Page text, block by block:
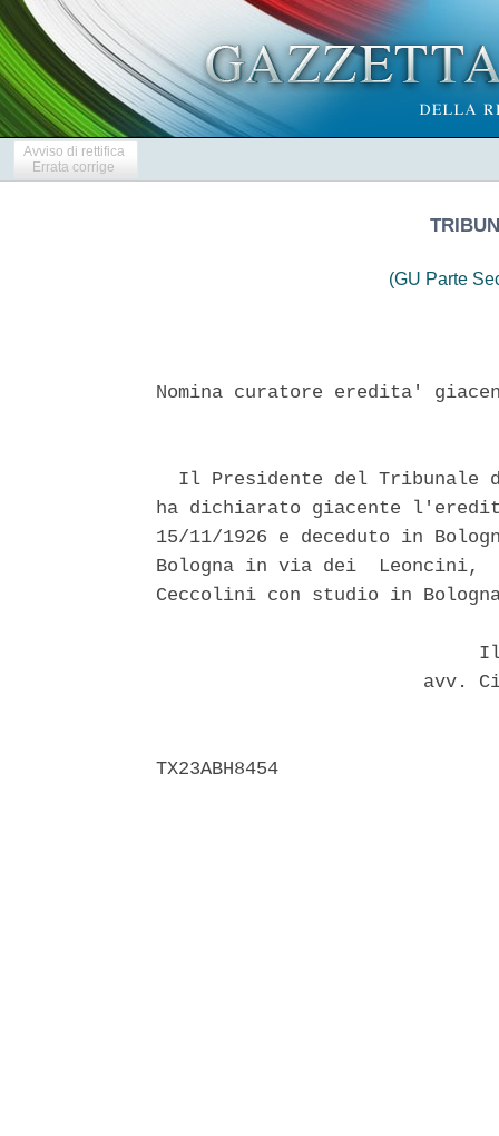
Avviso di rettifica
Errata corrige
(GU Parte
Nomina curatore eredita'
Il Presidente del Tribunale
ha dichiarato giacente
15/11/1926 e deceduto in
Bologna in via dei  Leoncini,
Ceccolini con studio in
avv.